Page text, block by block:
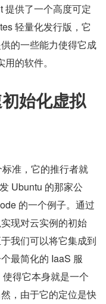
提供了一个高度可定
轻量化发行版，它
的一些能力使得它成
的软件。
始化虚拟
准，它的推行者就
Ubuntu 的那家公
的一个例子。通过
现对云实例的初始
我们可以将它集成到
最简化的 IaaS 服
得它本身就是一个
，由于它的定位是快